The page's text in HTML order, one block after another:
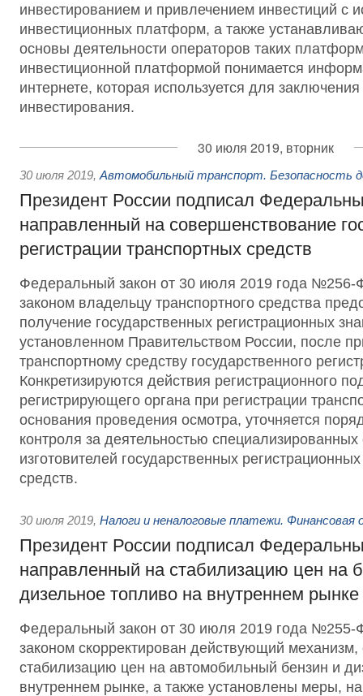
инвестированием и привлечением инвестиций с
инвестиционных платформ, а также
основы деятельности операторов таких
инвестиционной платформой понимается
интернете, которая используется для
инвестирования.
30 июля 2019, вторник
30 июля 2019, Автомобильный транспорт. Безопасность
Президент России подписал
направленный на совершенствование
регистрации транспортных средств
Федеральный закон от 30 июля 2019 года
законом владельцу транспортного средства
получение государственных регистрационных
установленном Правительством России, после
транспортному средству государственного
Конкретизируются действия регистрационного
регистрирующего органа при регистрации
основания проведения осмотра, уточняется
контроля за деятельностью специализированных
изготовителей государственных
средств.
30 июля 2019, Налоги и неналоговые платежи.
Президент России подписал
направленный на стабилизацию цен на
дизельное топливо на внутреннем рынке
Федеральный закон от 30 июля 2019 года
законом скорректирован действующий
стабилизацию цен на автомобильный бензин и
внутреннем рынке, а также установлены меры,